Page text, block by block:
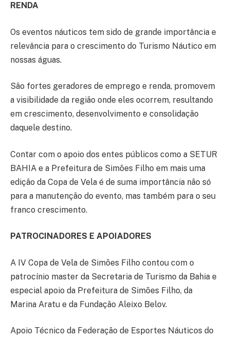
RENDA
Os eventos náuticos tem sido de grande importância e
relevância para o crescimento do Turismo Náutico em
nossas águas.
São fortes geradores de emprego e renda, promovem
a visibilidade da região onde eles ocorrem, resultando
em crescimento, desenvolvimento e consolidação
daquele destino.
Contar com o apoio dos entes públicos como a SETUR
BAHIA e a Prefeitura de Simões Filho em mais uma
edição da Copa de Vela é de suma importância não só
para a manutenção do evento, mas também para o seu
franco crescimento.
PATROCINADORES E APOIADORES
A IV Copa de Vela de Simões Filho contou com o
patrocínio master da Secretaria de Turismo da Bahia e
especial apoio da Prefeitura de Simões Filho, da
Marina Aratu e da Fundação Aleixo Belov.
Apoio Técnico da Federação de Esportes Náuticos do